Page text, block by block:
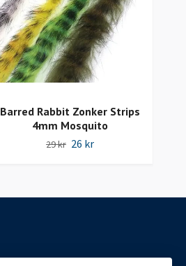
Barred Rabbit Zonker Strips
4mm Mosquito
29 kr 26 kr